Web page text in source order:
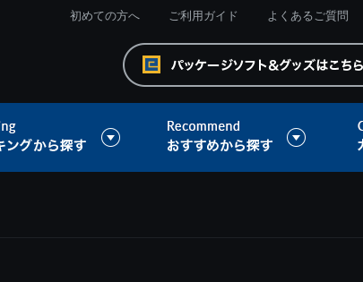
初めての方へ ご利用ガイド よくあるご質問